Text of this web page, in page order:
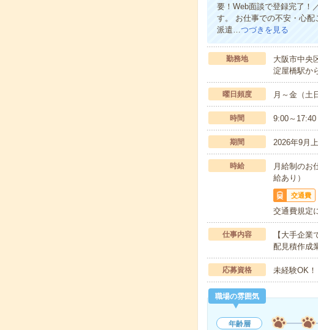
要！Web面談で登録完了！
す。 お仕事での不安・心
派遣…つづきを見る
勤務地
大阪市中央
淀屋橋駅か
曜日頻度 月～金（土
時間 9:00～
期間 2026年9月
時給
月給制のお
給あり）
交通費
交通費規定
仕事内容
【大手企
配見積作成
応募資格 未経験OK
職場の雰囲気
年齢層